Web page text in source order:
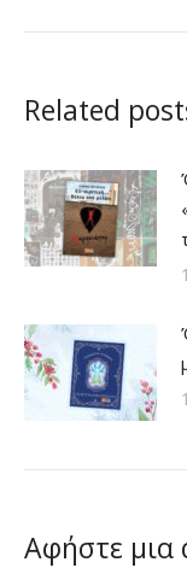
Related
Αφήστε μια